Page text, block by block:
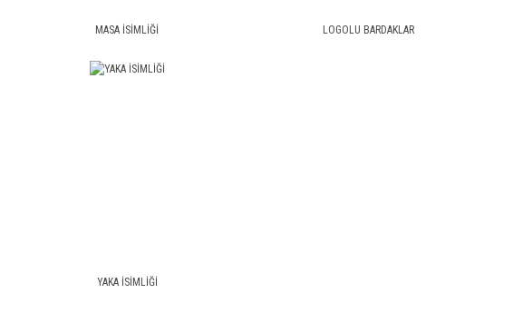
MASA İSİMLİĞİ LOGOLU BARDAKLAR
YAKA İSİMLİĞİ